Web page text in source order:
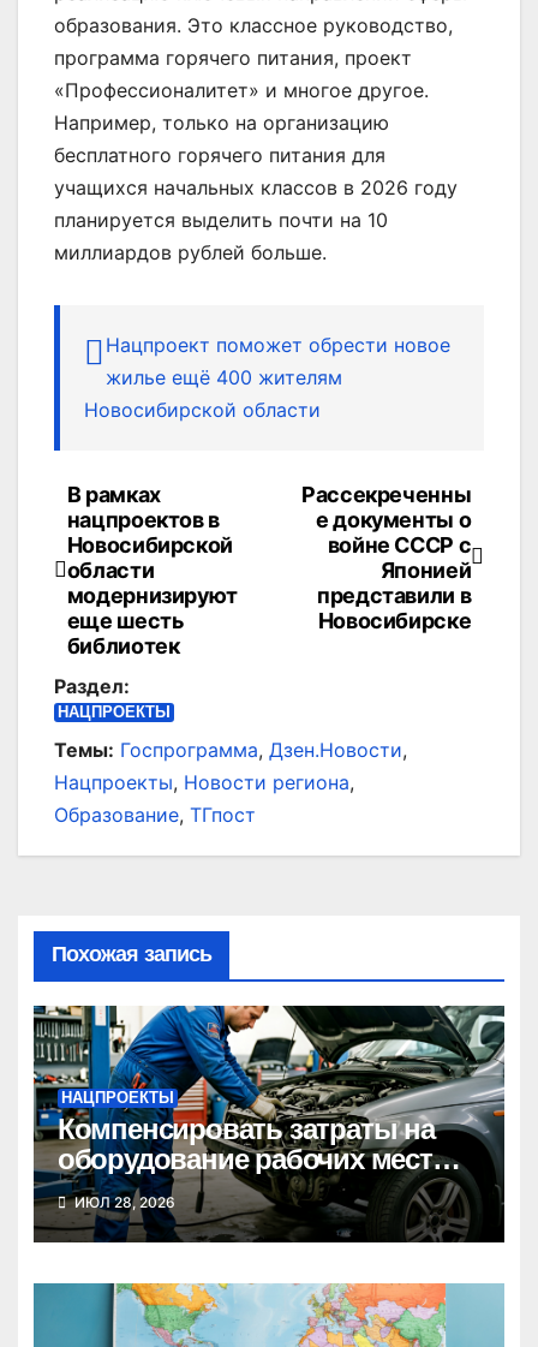
образования. Это классное руководство,
программа горячего питания, проект
«Профессионалитет» и многое другое.
Например, только на организацию
бесплатного горячего питания для
учащихся начальных классов в 2026 году
планируется выделить почти на 10
миллиардов рублей больше.
Нацпроект поможет обрести новое
жилье ещё 400 жителям
Новосибирской области
Навигация
по
записям
Рассекреченны
е документы о
войне СССР с
Японией
представили в
Новосибирске
В рамках
нацпроектов в
Новосибирской
области
модернизируют
еще шесть
библиотек
Раздел:
НАЦПРОЕКТЫ
Темы: Госпрограмма, Дзен.Новости,
Нацпроекты, Новости региона,
Образование, ТГпост
Похожая запись
НАЦПРОЕКТЫ
Компенсировать затраты на
оборудование рабочих мест
может новосибирский бизнес
ИЮЛ 28, 2026